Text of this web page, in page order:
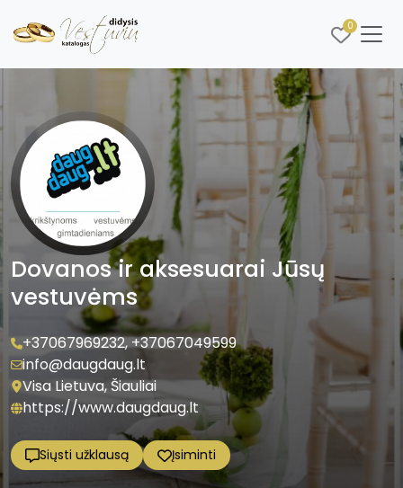
0
Dovanos ir aksesuarai Jūsų
vestuvėms
+37067969232,+37067049599
info@daugdaug.lt
Visa Lietuva, Šiauliai
https://www.daugdaug.lt
Siųsti užklausą Įsiminti